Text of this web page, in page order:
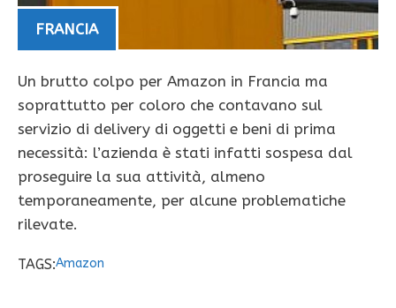
FRANCIA
Un brutto colpo per Amazon in Francia ma
soprattutto per coloro che contavano sul
servizio di delivery di oggetti e beni di prima
necessità: l’azienda è stati infatti sospesa dal
proseguire la sua attività, almeno
temporaneamente, per alcune problematiche
rilevate.
TAGS:Amazon